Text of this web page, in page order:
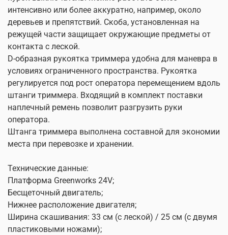
интенсивно или более аккуратно, например, около
деревьев и препятствий. Скоба, установленная на
режущей части защищает окружающие предметы от
контакта с леской.
D-образная рукоятка триммера удобна для маневра в
условиях ограниченного пространства. Рукоятка
регулируется под рост оператора перемещением вдоль
штанги триммера. Входящий в комплект поставки
наплечный ремень позволит разгрузить руки
оператора.
Штанга триммера выполнена составной для экономии
места при перевозке и хранении.
Технические данные:
Платформа Greenworks 24V;
Бесщеточный двигатель;
Нижнее расположение двигателя;
Ширина скашивания: 33 см (с леской) / 25 см (с двумя
пластиковыми ножами);